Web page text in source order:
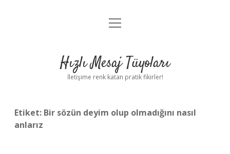
Anasayfa
Yasal Uyarı
menüyü
Hızlı Mesaj Tüyoları
İletişime renk katan pratik fikirler!
Etiket: Bir sözün deyim olup olmadığını nasıl
anlarız